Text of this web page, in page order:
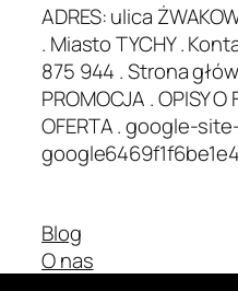
ADRES: ulica
. Miasto TYCHY .
875 944 . Strona
PROMOCJA . OPISY O
OFERTA . google-
Blog
O nas